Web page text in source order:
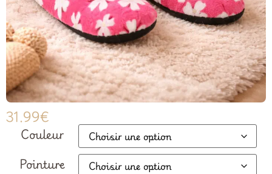
31.99€
Couleur
Pointure